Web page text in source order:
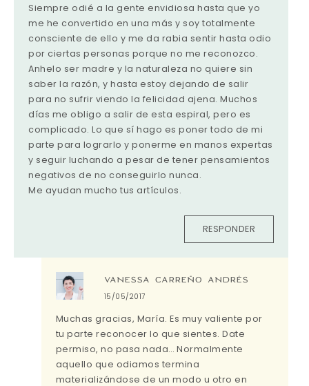
Siempre odié a la gente envidiosa hasta que yo
me he convertido en una más y soy totalmente
consciente de ello y me da rabia sentir hasta odio
por ciertas personas porque no me reconozco.
Anhelo ser madre y la naturaleza no quiere sin
saber la razón, y hasta estoy dejando de salir
para no sufrir viendo la felicidad ajena. Muchos
días me obligo a salir de esta espiral, pero es
complicado. Lo que sí hago es poner todo de mi
parte para lograrlo y ponerme en manos expertas
y seguir luchando a pesar de tener pensamientos
negativos de no conseguirlo nunca.
Me ayudan mucho tus artículos.
RESPONDER
VANESSA CARREÑO ANDRÉS
15/05/2017
Muchas gracias, María. Es muy valiente por
tu parte reconocer lo que sientes. Date
permiso, no pasa nada… Normalmente
aquello que odiamos termina
materializándose de un modo u otro en